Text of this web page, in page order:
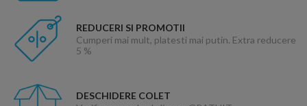
REDUCERI SI PROMOTII
Cumperi mai mult, platesti mai putin. Extra reducere
5 %
DESCHIDERE COLET